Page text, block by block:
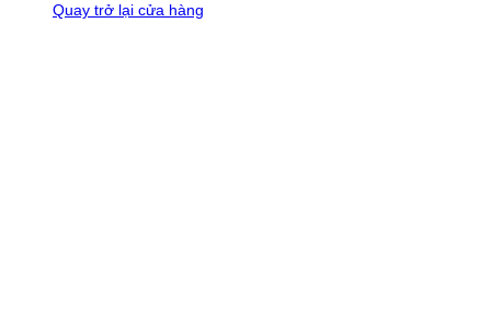
Quay trở lại cửa hàng